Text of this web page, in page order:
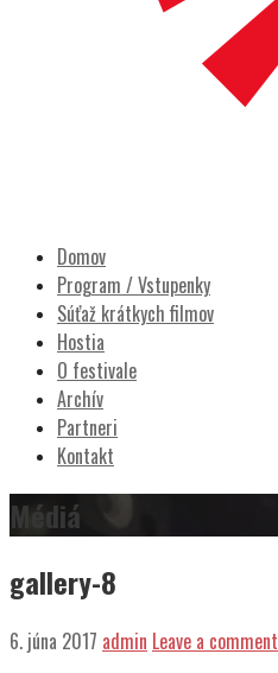
Domov
Program / Vstupenky
Súťaž krátkych filmov
Hostia
O festivale
Archív
Partneri
Kontakt
Médiá
gallery-8
6. júna 2017 admin Leave a comment